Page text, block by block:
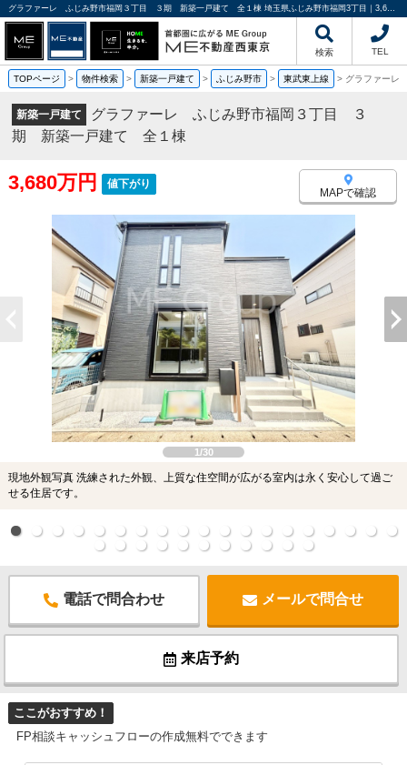
グラファーレ ふじみ野市福岡３丁目 ３期 新築一戸建て 全１棟 埼玉県ふじみ野市福岡3丁目｜3,680万円の新築一戸建て｜分譲住宅や新築物件｜ME不動産西東京
検索 TEL
TOPページ > 物件検索 > 新築一戸建て > ふじみ野市 > 東武東上線 > グラファー
新築一戸建て
グラファーレ ふじみ野市福岡３丁目 ３
期 新築一戸建て 全１棟
3,680万円 値下がり
MAPで確認
1/30
現地外観写真 洗練された外観、上質な住空間が広がる室内は永く安心して過ご
せる住居です。
電話で問合わせ メールで問合せ
来店予約
ここがおすすめ！
FP相談キャッシュフローの作成無料でできます